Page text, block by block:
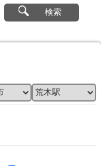
検索